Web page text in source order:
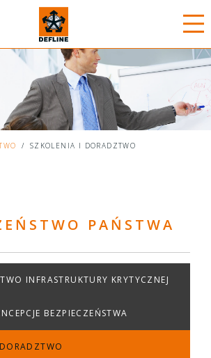
/ SZKOLENIA I DORADZTWO
PAŃSTWA
INFRASTRUKTURY KRYTYCZNEJ
BEZPIECZEŃSTWA